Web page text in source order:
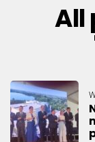
All